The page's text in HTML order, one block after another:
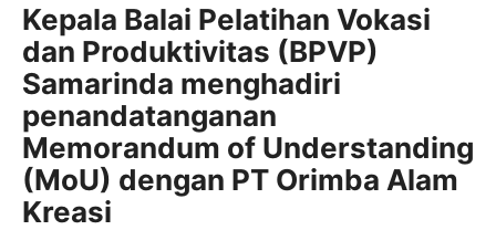
Kepala Balai Pelatihan Vokasi
dan Produktivitas (BPVP)
Samarinda menghadiri
penandatanganan
Memorandum of Understanding
(MoU) dengan PT Orimba Alam
Kreasi